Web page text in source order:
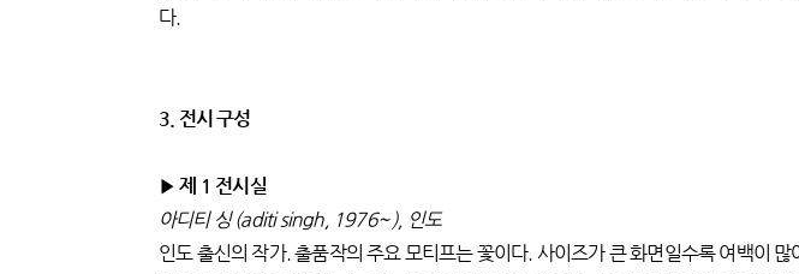
다.
3. 전시 구성
▶ 제 1 전시실
아디티 싱 (aditi singh, 1976~ ), 인도
인도 출신의 작가. 출품작의 주요 모티프는 꽃이다. 사이즈가 큰 화면일수록 여백이